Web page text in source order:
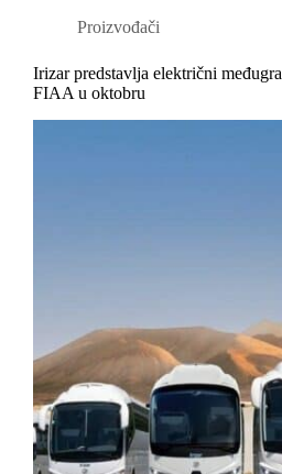
Proizvođači
Irizar predstavlja električni
FIAA u oktobru